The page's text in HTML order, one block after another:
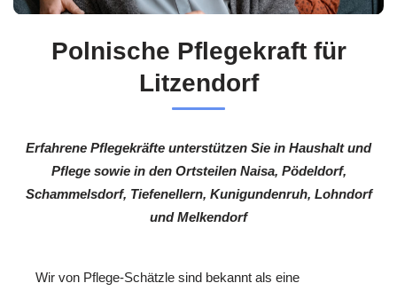
Polnische Pflegekraft für
Litzendorf
Erfahrene Pflegekräfte unterstützen Sie in Haushalt und
Pflege sowie in den Ortsteilen Naisa, Pödeldorf,
Schammelsdorf, Tiefenellern, Kunigundenruh, Lohndorf
und Melkendorf
Wir von Pflege-Schätzle sind bekannt als eine